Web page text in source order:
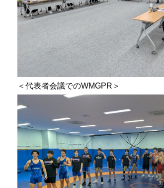
＜代表者会議でのWMGPR＞